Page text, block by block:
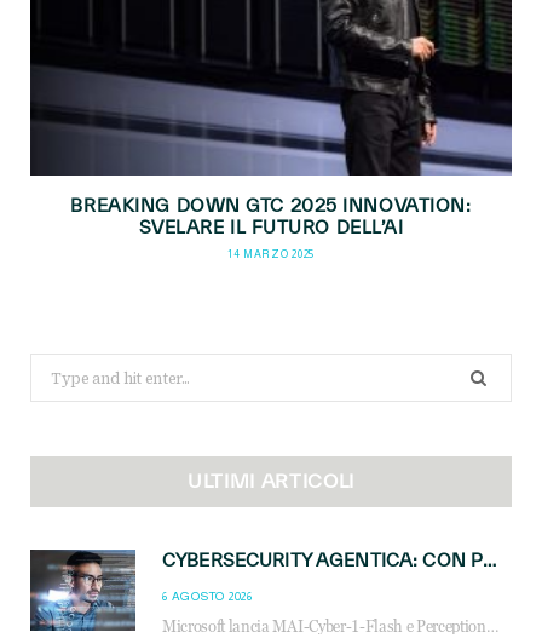
BREAKING DOWN GTC 2025 INNOVATION:
SVELARE IL FUTURO DELL’AI
14 MARZO 2025
for:
ULTIMI ARTICOLI
CYBERSECURITY AGENTICA: CON PERCEPTION E MAI-CYBER-1-FLASH MICROSOFT APRE NUOVI SERVIZI PER IL CANALE
6 AGOSTO 2026
Microsoft lancia MAI-Cyber-1-Flash e Perception: cybersecurity agentica in preview dal 3 novembre. Cosa cambia per MSP, system integrator e reseller.